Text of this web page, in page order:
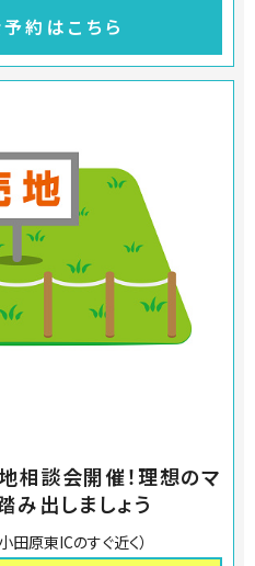
約はこちら
相談会開催！理想のマ
み出しましょう
原東ICのすぐ近く）